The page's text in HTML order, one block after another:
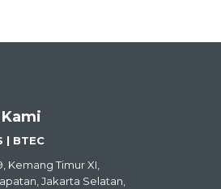
| BTEC
Kemang Timur XI,
Jakarta Selatan,